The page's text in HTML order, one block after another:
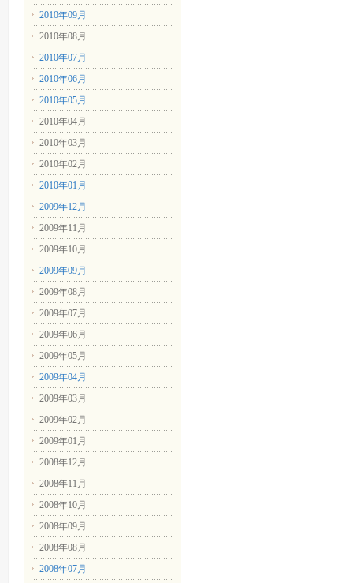
2010年09月
2010年08月
2010年07月
2010年06月
2010年05月
2010年04月
2010年03月
2010年02月
2010年01月
2009年12月
2009年11月
2009年10月
2009年09月
2009年08月
2009年07月
2009年06月
2009年05月
2009年04月
2009年03月
2009年02月
2009年01月
2008年12月
2008年11月
2008年10月
2008年09月
2008年08月
2008年07月